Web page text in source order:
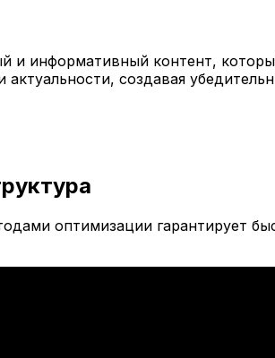
и информативный контент,
создавая
оптимизации гарантирует